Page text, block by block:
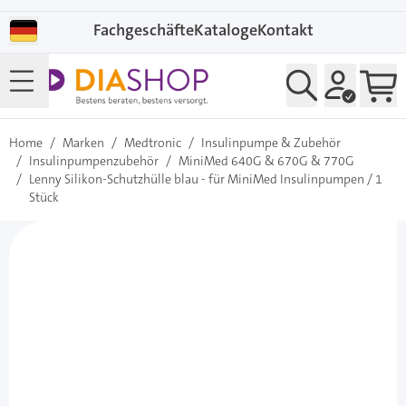
FachgeschäfteKatalogeKontakt
Home / Marken / Medtronic / Insulinpumpe & Zubehör
/ Insulinpumpenzubehör / MiniMed 640G & 670G & 770G
/ Lenny Silikon-Schutzhülle blau - für MiniMed Insulinpumpen / 1
Stück